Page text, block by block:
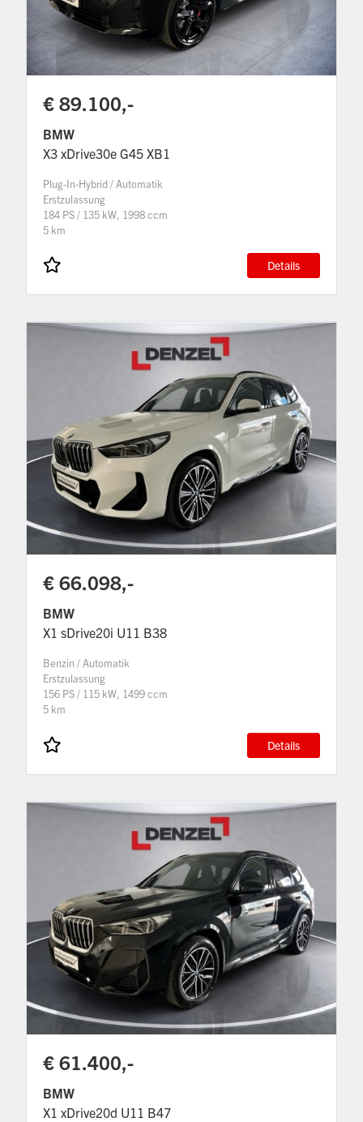
€ 89.100,-
BMW
X3 xDrive30e G45 XB1
Plug-In-Hybrid / Automatik
Erstzulassung
184 PS / 135 kW, 1998 ccm
5 km
Details
€ 66.098,-
BMW
X1 sDrive20i U11 B38
Benzin / Automatik
Erstzulassung
156 PS / 115 kW, 1499 ccm
5 km
Details
€ 61.400,-
BMW
X1 xDrive20d U11 B47